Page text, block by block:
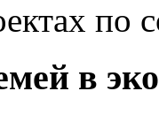
по
в